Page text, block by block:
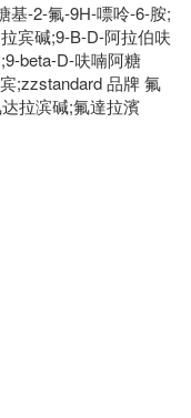
基-2-氟-9H-嘌呤-6-胺;
宾碱;9-Β-D-阿拉伯呋
beta-D-呋喃阿糖
;zzstandard 品牌 氟
拉滨碱;氟達拉濱